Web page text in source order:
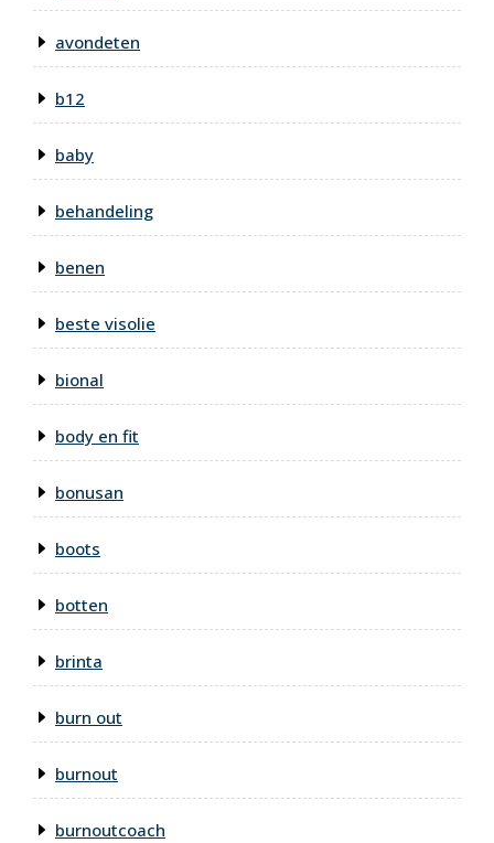
avondeten
b12
baby
behandeling
benen
beste visolie
bional
body en fit
bonusan
boots
botten
brinta
burn out
burnout
burnoutcoach